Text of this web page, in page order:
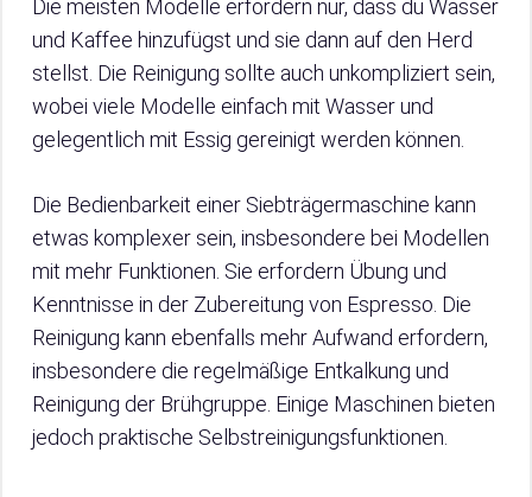
Die meisten Modelle erfordern nur, dass du Wasser
und Kaffee hinzufügst und sie dann auf den Herd
stellst. Die Reinigung sollte auch unkompliziert sein,
wobei viele Modelle einfach mit Wasser und
gelegentlich mit Essig gereinigt werden können.
Die Bedienbarkeit einer Siebträgermaschine kann
etwas komplexer sein, insbesondere bei Modellen
mit mehr Funktionen. Sie erfordern Übung und
Kenntnisse in der Zubereitung von Espresso. Die
Reinigung kann ebenfalls mehr Aufwand erfordern,
insbesondere die regelmäßige Entkalkung und
Reinigung der Brühgruppe. Einige Maschinen bieten
jedoch praktische Selbstreinigungsfunktionen.